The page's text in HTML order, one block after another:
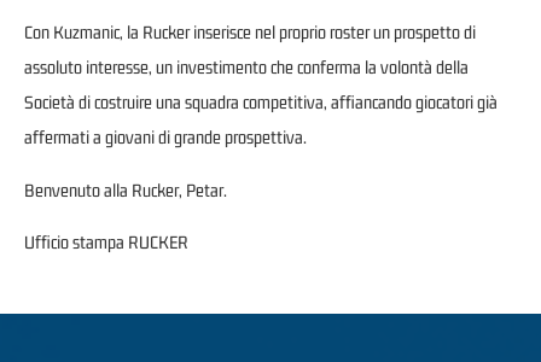
Con Kuzmanic, la Rucker inserisce nel proprio roster un prospetto di
assoluto interesse, un investimento che conferma la volontà della
Società di costruire una squadra competitiva, affiancando giocatori già
affermati a giovani di grande prospettiva.
Benvenuto alla Rucker, Petar.
Ufficio stampa RUCKER